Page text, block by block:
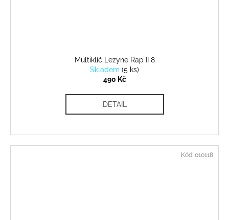
Multiklíč Lezyne Rap II 8
Skladem (5 ks)
490 Kč
DETAIL
Kód: 010118